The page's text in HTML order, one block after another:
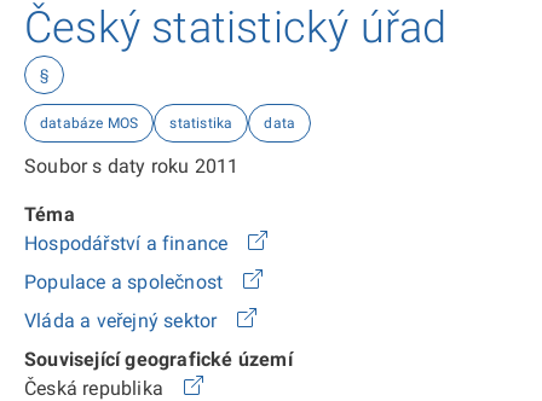
Český statistický úřad
§
databáze MOS statistika data
Soubor s daty roku 2011
Téma
Hospodářství a finance
Populace a společnost
Vláda a veřejný sektor
Související geografické území
Česká republika